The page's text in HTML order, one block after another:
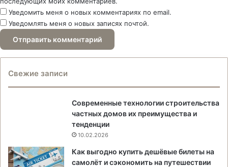
Уведомить меня о новых комментариях по email.
Уведомлять меня о новых записях почтой.
Свежие записи
Современные технологии строительства
частных домов их преимущества и
тенденции
10.02.2026
Как выгодно купить дешёвые билеты на
самолёт и сэкономить на путешествии